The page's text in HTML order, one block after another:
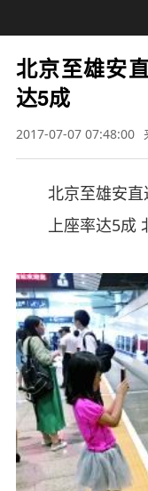
北京至雄安
达5成
2017-07-07 07:48:00
北京至雄安直
上座率达5成